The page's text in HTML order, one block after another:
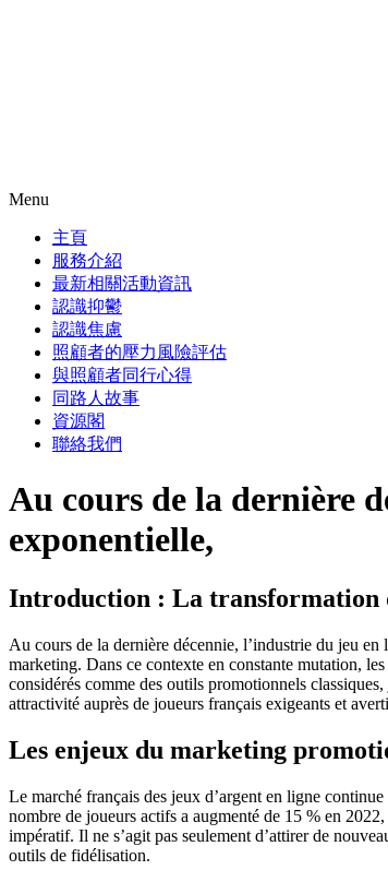
Menu
主頁
服務介紹
最新相關活動資訊
認識抑鬱
認識焦慮
照顧者的壓力風險評估
與照顧者同行心得
同路人故事
資源閣
聯絡我們
Au cours de la dernière
exponentielle,
Introduction : La transformation
Au cours de la dernière décennie, l’industrie du jeu
marketing. Dans ce contexte en constante mutation,
considérés comme des outils promotionnels
attractivité auprès de joueurs français exigeants et
Les enjeux du marketing
Le marché français des jeux d’argent en ligne
nombre de joueurs actifs a augmenté de 15 % en
impératif. Il ne s’agit pas seulement d’attirer de
outils de fidélisation.